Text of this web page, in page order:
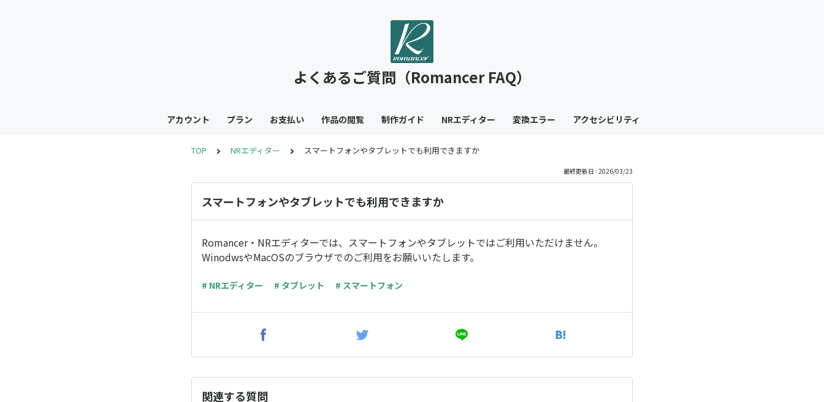
よくあるご質問（Romancer FAQ）
アカウント プラン お支払い 作品の閲覧 制作ガイド NRエディター 変換エラー アクセシビリティ
TOP NRエディター スマートフォンやタブレットでも利用できますか
最終更新日 : 2026/03/23
スマートフォンやタブレットでも利用できますか
Romancer・NRエディターでは、スマートフォンやタブレットではご利用いただけません。
WinodwsやMacOSのブラウザでのご利用をお願いいたします。
# NRエディター # タブレット # スマートフォン
関連する質問